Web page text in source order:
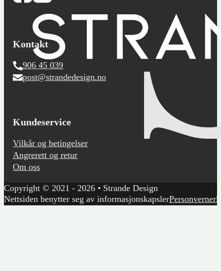
Kontakt
906 45 039
post@strandedesign.no
Kundeservice
Vilkår og betingelser
Angrerett og retur
Om oss
Copyright © 2021 - 2026 • Strande Design
Nettsiden benytter seg av informasjonskapsler